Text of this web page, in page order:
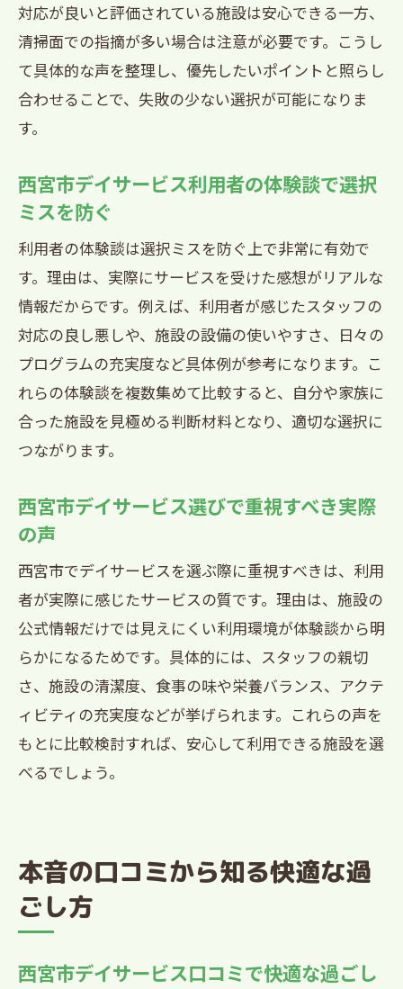
対応が良いと評価されている施設は安心できる一方、
清掃面での指摘が多い場合は注意が必要です。こうし
て具体的な声を整理し、優先したいポイントと照らし
合わせることで、失敗の少ない選択が可能になりま
す。
西宮市デイサービス利用者の体験談で選択
ミスを防ぐ
利用者の体験談は選択ミスを防ぐ上で非常に有効で
す。理由は、実際にサービスを受けた感想がリアルな
情報だからです。例えば、利用者が感じたスタッフの
対応の良し悪しや、施設の設備の使いやすさ、日々の
プログラムの充実度など具体例が参考になります。こ
れらの体験談を複数集めて比較すると、自分や家族に
合った施設を見極める判断材料となり、適切な選択に
つながります。
西宮市デイサービス選びで重視すべき実際
の声
西宮市でデイサービスを選ぶ際に重視すべきは、利用
者が実際に感じたサービスの質です。理由は、施設の
公式情報だけでは見えにくい利用環境が体験談から明
らかになるためです。具体的には、スタッフの親切
さ、施設の清潔度、食事の味や栄養バランス、アクテ
ィビティの充実度などが挙げられます。これらの声を
もとに比較検討すれば、安心して利用できる施設を選
べるでしょう。
本音の口コミから知る快適な過
ごし方
西宮市デイサービス口コミで快適な過ごし